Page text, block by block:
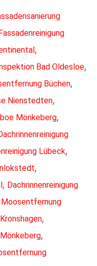
,
Bad Oldesloe,
Büchen,
Nienstedten,
Mönkeberg,
Lübeck,
,
, Dachrinnenreinigung
Moosentfernung
,
,